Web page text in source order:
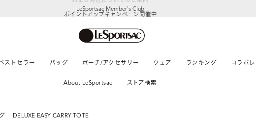
LeSportsac Member's Club
ポイントアップキャンペーン開催中
ストセラー バッグ ポーチ/アクセサリー ウェア ランキング コラボ
About LeSportsac ストア検索
DELUXE EASY CARRY TOTE